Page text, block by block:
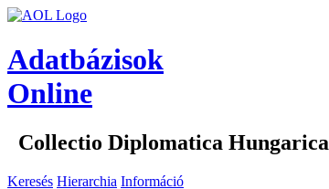
Adatbázisok
Online
Collectio Diplomatica Hungarica
Keresés Hierarchia Információ